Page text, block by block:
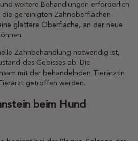
weitere Behandlungen erforderlich
die gereinigten Zahnoberflächen
glattere Oberfläche, an der neue
Zahnbehandlung notwendig ist,
des Gebisses ab. Die
mit der behandelnden Tierärztin
getroffen werden.
beim Hund